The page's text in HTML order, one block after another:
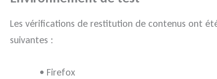
Les vérifications de restitution de contenus ont
suivantes :
• Firefox